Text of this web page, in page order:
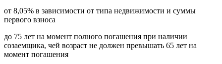
от 8,05% в зависимости от типа недвижимости и суммы
первого взноса
до 75 лет на момент полного погашения при наличии
созаемщика, чей возраст не должен превышать 65 лет на
момент погашения